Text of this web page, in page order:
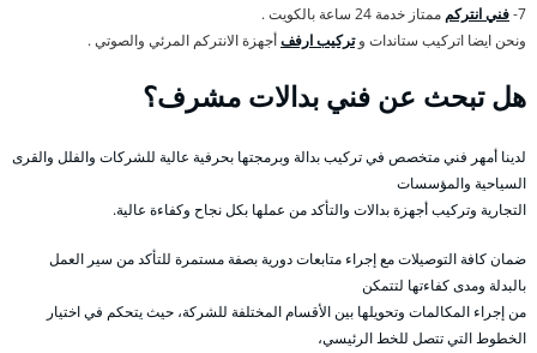
7- فني انتركم ممتاز خدمة 24 ساعة بالكويت .
ونحن ايضا اتركيب ستاندات وتركيب ارففأجهزة الانتركم المرئي والصوتي .
هل تبحث عن فني بدالات مشرف؟
لدينا أمهر فني متخصص في تركيب بدالة وبرمجتها بحرفية عالية للشركات والفلل والقرى
السياحية والمؤسسات
التجارية وتركيب أجهزة بدالات والتأكد من عملها بكل نجاح وكفاءة عالية.
ضمان كافة التوصيلات مع إجراء متابعات دورية بصفة مستمرة للتأكد من سير العمل
بالبدلة ومدى كفاءتها لتتمكن
من إجراء المكالمات وتحويلها بين الأقسام المختلفة للشركة، حيث يتحكم في اختيار
الخطوط التي تتصل للخط الرئيسي،